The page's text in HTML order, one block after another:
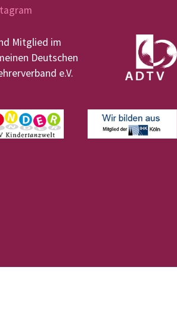
Mitglied im
Deutschen
e.V.